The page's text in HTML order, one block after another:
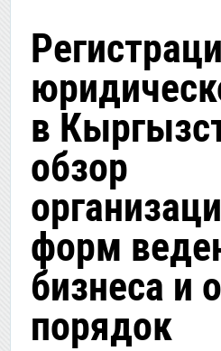
в
обзор
форм
бизнеса и
порядок